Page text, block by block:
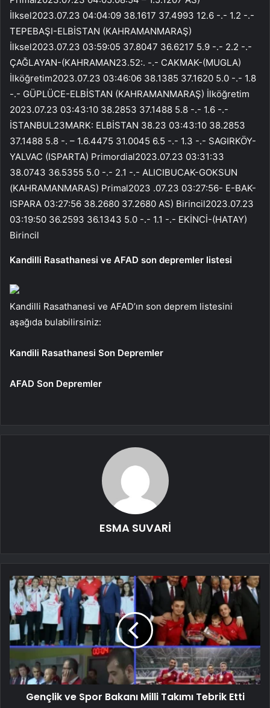
İlksel2023.07.23 04:04:09 38.1617 37.4993 12.6 -.- 1.2 -.-
TEPEBAŞI-ELBİSTAN (KAHRAMANMARAŞ)
İlksel2023.07.23 03:59:05 37.8047 36.6217 5.9 -.- 2.2 -.-
ÇAĞLAYAN-(KAHRAMAN23.52:. -.- CAKMAK-(MUGLA)
İlköğretim2023.07.23 03:46:06 38.1385 37.1620 5.0 -.- 1.8
-.- GÜPLÜCE-ELBİSTAN (KAHRAMANMARAŞ) İlköğretim
2023.07.23 03:43:10 38.2853 37.1488 5.8 -.- 1.6 -.-
İSTANBUL23MARK: ELBİSTAN 38.23 03:43:10 38.2853
37.1488 5.8 -. – 1.6.4475 31.0045 6.5 -.- 1.3 -.- SAGIRKÖY-
YALVAC (ISPARTA) Primordial2023.07.23 03:31:33
38.0743 36.5355 5.0 -.- 2.1 -.- ALICIBUCAK-GOKSUN
(KAHRAMANMARAS) Primal2023 .07.23 03:27:56- E-BAK-
ISPARA 03:27:56 38.2680 37.2680 AS) Birincil2023.07.23
03:19:50 36.2593 36.1343 5.0 -.- 1.1 -.- EKİNCİ-(HATAY)
Birincil
Kandilli Rasathanesi ve AFAD son depremler listesi
Kandilli Rasathanesi ve AFAD’ın son deprem listesini
aşağıda bulabilirsiniz:
Kandili Rasathanesi Son Depremler
AFAD Son Depremler
ESMA SUVARİ
Gençlik ve Spor Bakanı Milli Takımı Tebrik Etti